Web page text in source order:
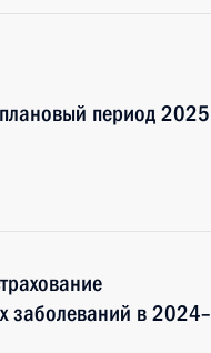
период 2025
заболеваний в 2024–